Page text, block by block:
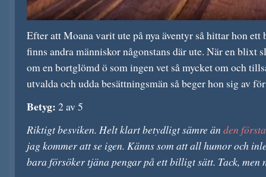
Efter att Moana varit ute på nya äventyr så hittar hon ett
finns andra människor någonstans där ute. När en blixt
om en bortglömd ö som ingen vet så mycket om och
utvalda och udda besättningsmän så beger hon sig av
Betyg: 2 av 5
Riktigt besviken. Helt klart betydligt sämre än den
jag kommer att se igen. Känns som att all humor och
bara försöker tjäna pengar på ett billigt sätt. Tack, men